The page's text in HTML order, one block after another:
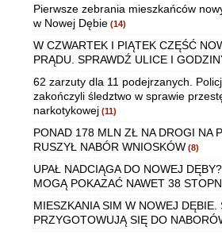
Pierwsze zebrania mieszkańców
w Nowej Dębie (14)
W CZWARTEK I PIĄTEK CZĘŚĆ
PRĄDU. SPRAWDŹ ULICE I
62 zarzuty dla 11 podejrzanych.
zakończyli śledztwo w sprawie
narkotykowej (11)
PONAD 178 MLN ZŁ NA DROGI NA
RUSZYŁ NABÓR WNIOSKÓW (8)
UPAŁ NADCIĄGA DO NOWEJ
MOGĄ POKAZAĆ NAWET 38
MIESZKANIA SIM W NOWEJ DĘBIE.
PRZYGOTOWUJĄ SIĘ DO